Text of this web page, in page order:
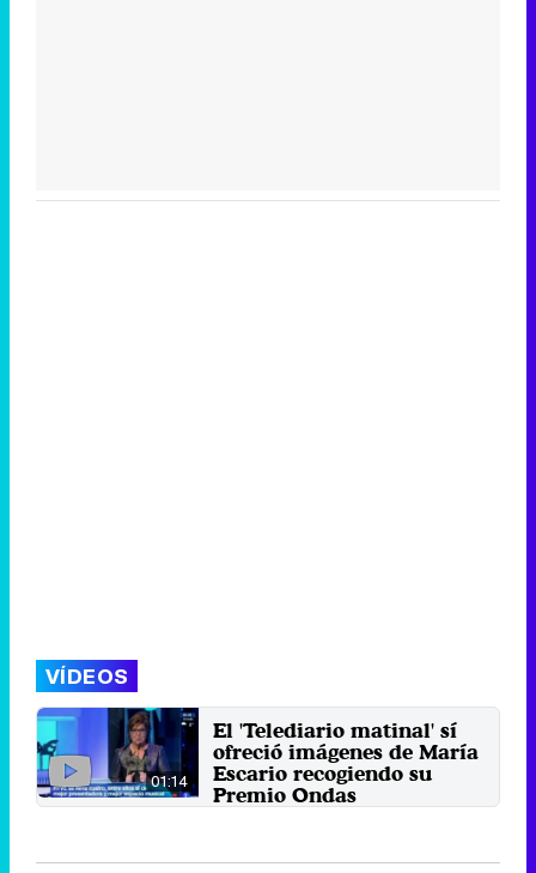
VÍDEOS
01:14
El 'Telediario matinal' sí
ofreció imágenes de María
Escario recogiendo su
Premio Ondas